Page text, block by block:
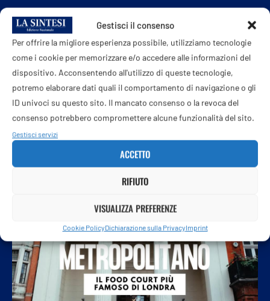
Gestisci il consenso
Per offrire la migliore esperienza possibile, utilizziamo tecnologie
come i cookie per memorizzare e/o accedere alle informazioni del
dispositivo. Acconsentendo all'utilizzo di queste tecnologie,
potremo elaborare dati quali il comportamento di navigazione o gli
ID univoci su questo sito. Il mancato consenso o la revoca del
consenso potrebbero compromettere alcune funzionalità del sito.
Gestisci servizi
ACCETTO
RIFIUTO
VISUALIZZA PREFERENZE
Cookie PolicyDichiarazione sulla PrivacyImprint
Reggiani ricoverata in terapia intensiva a
Rimini
8 Agosto 2026